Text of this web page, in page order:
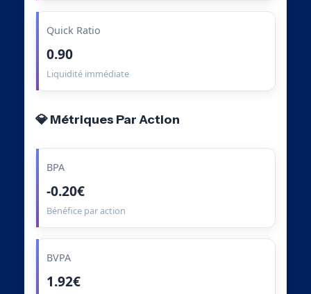
Quick Ratio
0.90
Liquidité immédiate
💎 Métriques Par Action
BPA
-0.20€
Bénéfice par action
BVPA
1.92€